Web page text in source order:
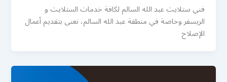
فني ستلايت عبد الله السالم لكافة خدمات الستلايت و
الريسفر وخاصة في منطقة عبد الله السالم، نعنى بتقديم أعمال
الإصلاح